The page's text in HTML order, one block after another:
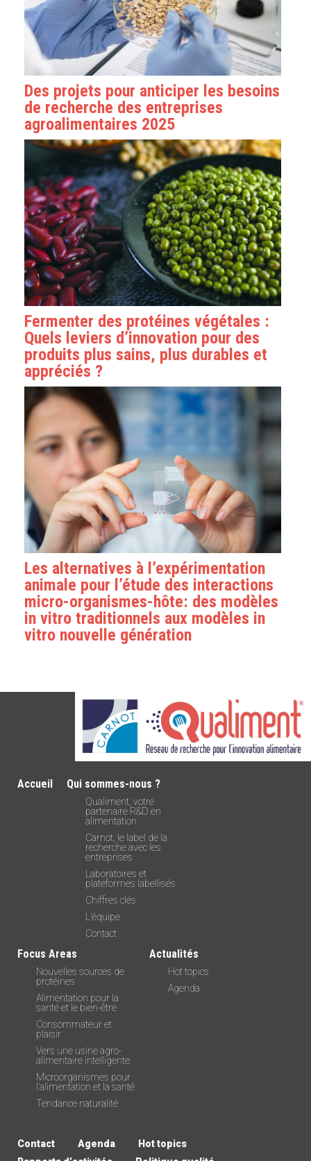
Des projets pour anticiper les besoins
de recherche des entreprises
agroalimentaires 2025
Fermenter des protéines végétales :
Quels leviers d’innovation pour des
produits plus sains, plus durables et
appréciés ?
Les alternatives à l’expérimentation
animale pour l’étude des interactions
micro-organismes-hôte: des modèles
in vitro traditionnels aux modèles in
vitro nouvelle génération
Accueil Qui sommes-nous ?
Qualiment, votre
partenaire R&D en
alimentation
Carnot, le label de la
recherche avec les
entreprises
Laboratoires et
plateformes labellisés
Chiffres clés
L’équipe
Contact
Focus Areas
Nouvelles sources de
protéines
Alimentation pour la
santé et le bien-être
Consommateur et
plaisir
Vers une usine agro-
alimentaire intelligente
Microorganismes pour
l’alimentation et la santé
Tendance naturalité
Actualités
Hot topics
Agenda
Contact Agenda
Hot topics